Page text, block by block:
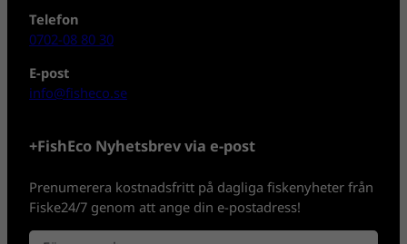
Telefon
0702-08 80 30
E-post
info@fisheco.se
+FishEco Nyhetsbrev via e-post
Prenumerera kostnadsfritt på dagliga fiskenyheter från
Fiske24/7 genom att ange din e-postadress!
N